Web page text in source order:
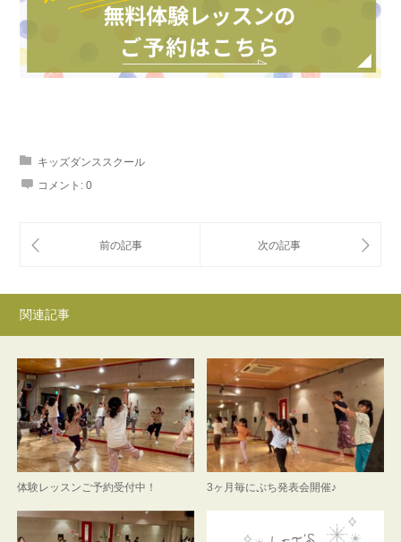
キッズダンススクール
コメント: 0
関連記事
体験レッスンご予約受付中！ 3ヶ月毎にぷち発表会開催♪